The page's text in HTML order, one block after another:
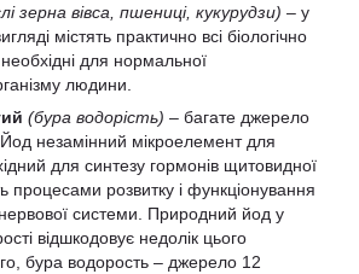
зерна вівса, пшениці, кукурудзи) – у
містять практично всі біологічно
для нормальної
людини.
(бура водорість) – багате джерело
незамінний мікроелемент для
для синтезу гормонів щитовидної
процесами розвитку і функціонування
нервової системи. Природний йод у
відшкодовує недолік цього
бура водорость – джерело 12